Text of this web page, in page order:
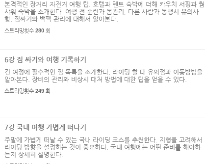
본격적인 장거리 자전거 여행 팁. 호텔과 텐트 숙박에 더해 카우치 서핑과 웜
샤워 숙박을 소개한다. 여행 전 훈련과 몸관리, 다른 사람과 동행시 유의사
항, 짐싸기와 백팩 관리에 대해서 알아본다.
스트리밍횟수 280회
6강 짐 싸기와 여행 기록하기
긴 여정에 필수적인 짐 목록을 소개한다. 라이딩 할 때 유의점과 이동방법을
알아본다. 장비의 관리와 비상시 대처 방법에 대한 팁을 얻을 수 있다.
스트리밍횟수 249회
7강 국내 여행 가볍게 떠나기
주말에 가볍게 떠날 수 있는 국내 라이딩 코스를 추천한다. 지형을 고려해서
라이딩 방향을 설정하는 것이 중요하다. 국내 여행에는 어떤 준비를 해야하
는지 상세히 설명한다.